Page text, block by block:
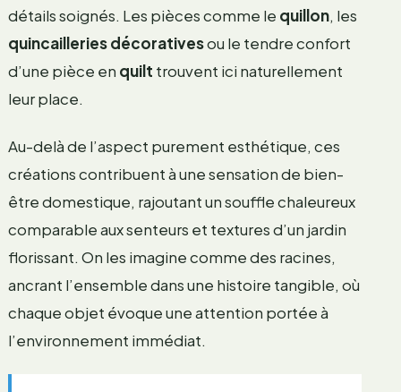
détails soignés. Les pièces comme le quillon, les
quincailleries décorativesou le tendre confort
d’une pièce en quilt trouvent ici naturellement
leur place.
Au-delà de l’aspect purement esthétique, ces
créations contribuent à une sensation de bien-
être domestique, rajoutant un souffle chaleureux
comparable aux senteurs et textures d’un jardin
florissant. On les imagine comme des racines,
ancrant l’ensemble dans une histoire tangible, où
chaque objet évoque une attention portée à
l’environnement immédiat.